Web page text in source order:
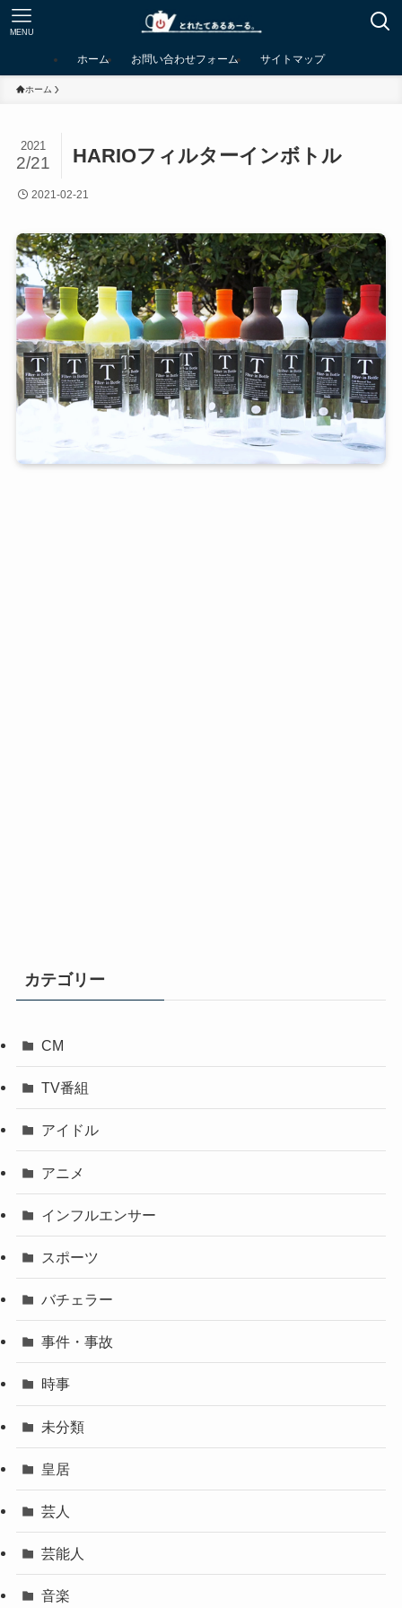
MENU
ホーム お問い合わせフォーム サイトマップ
ホーム
HARIOフィルターインボトル
2021
2/21
2021-02-21
カテゴリー
CM
TV番組
アイドル
アニメ
インフルエンサー
スポーツ
バチェラー
事件・事故
時事
未分類
皇居
芸人
芸能人
音楽